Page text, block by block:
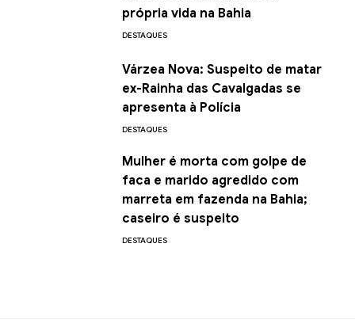
própria vida na Bahia
DESTAQUES
Várzea Nova: Suspeito de matar
ex-Rainha das Cavalgadas se
apresenta à Polícia
DESTAQUES
Mulher é morta com golpe de
faca e marido agredido com
marreta em fazenda na Bahia;
caseiro é suspeito
DESTAQUES